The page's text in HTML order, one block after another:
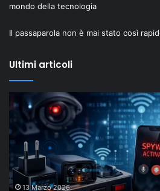
mondo della tecnologia
Il passaparola non è mai stato così
Ultimi articoli
“New
Old”
Drop
di
Shaiya
mostra
come18 Febbraio 2026